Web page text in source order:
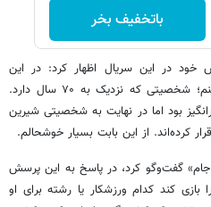
باتخفیف بخر
خود در این سریال اظهار کرد: در این
مجموعه نقش «جمشید» را بازی می‌کنم؛ شخصیتی که نزدیک به ۷۰ سال دارد.
بود اما در نهایت به شخصیتی شیرین
کرده‌اند. از این بابت بسیار خوشحالم.
گفت‌وگو کرد، در پاسخ به این پرسش
کند کدام ورزشکار یا رشته برای او